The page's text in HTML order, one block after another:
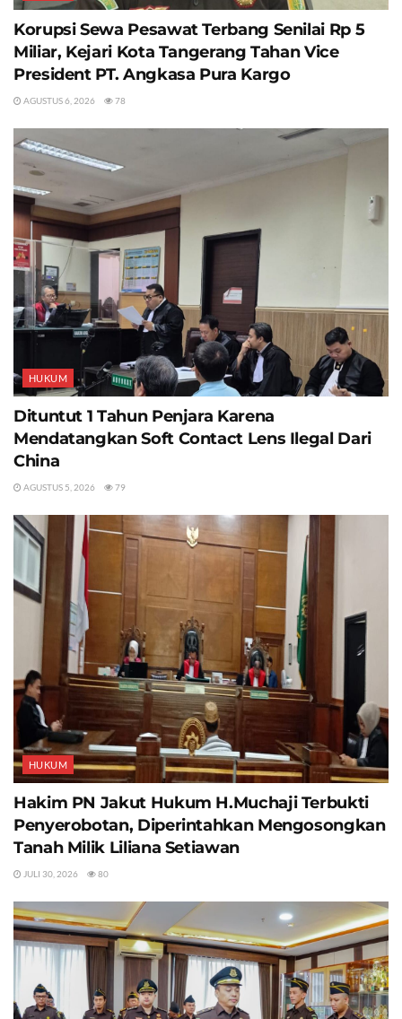
Korupsi Sewa Pesawat Terbang Senilai Rp 5
Miliar, Kejari Kota Tangerang Tahan Vice
President PT. Angkasa Pura Kargo
AGUSTUS 6, 2026 78
HUKUM
Dituntut 1 Tahun Penjara Karena
Mendatangkan Soft Contact Lens Ilegal Dari
China
AGUSTUS 5, 2026 79
HUKUM
Hakim PN Jakut Hukum H.Muchaji Terbukti
Penyerobotan, Diperintahkan Mengosongkan
Tanah Milik Liliana Setiawan
JULI 30, 2026 80